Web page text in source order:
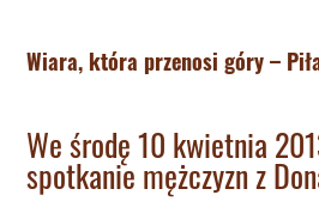
Wiara, która przenosi góry –
We środę 10 kwietnia
spotkanie mężczyzn z